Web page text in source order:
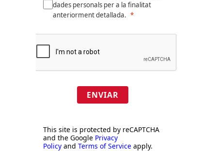
dades personals per a la finalitat
anteriorment detallada.
ENVIAR
This site is protected by reCAPTCHA
and the Google Privacy
Policy and Terms of Service apply.